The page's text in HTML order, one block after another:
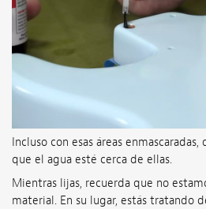
Incluso con esas áreas
que el agua esté cerca de ellas.
Mientras lijas, recuerda que no
material. En su lugar, estás tratando